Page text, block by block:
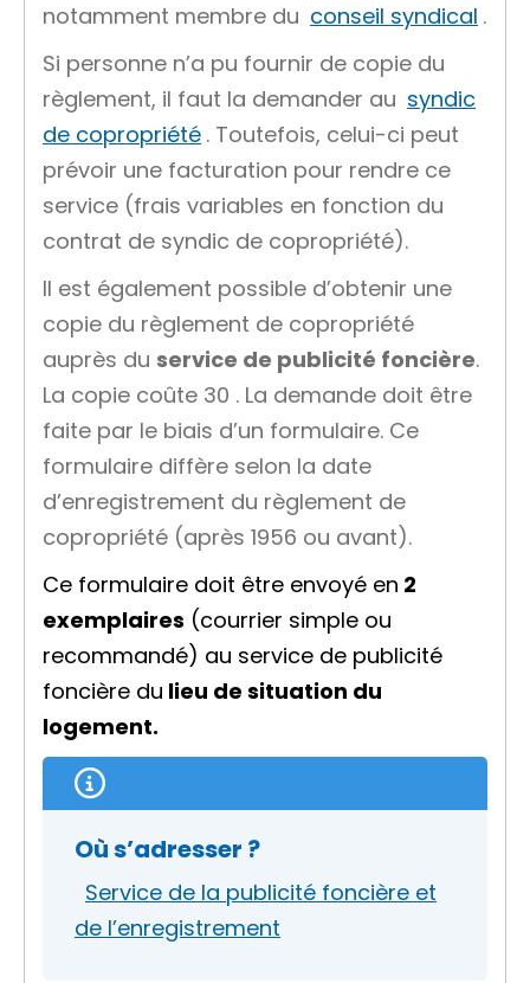
notamment membre du conseil syndical .
Si personne n’a pu fournir de copie du
règlement, il faut la demander au syndic
de copropriété . Toutefois, celui-ci peut
prévoir une facturation pour rendre ce
service (frais variables en fonction du
contrat de syndic de copropriété).
Il est également possible d’obtenir une
copie du règlement de copropriété
auprès du service de publicité foncière.
La copie coûte 30 . La demande doit être
faite par le biais d’un formulaire. Ce
formulaire diffère selon la date
d’enregistrement du règlement de
copropriété (après 1956 ou avant).
Ce formulaire doit être envoyé en 2
exemplaires (courrier simple ou
recommandé) au service de publicité
foncière du lieu de situation du
logement.
Où s’adresser ?
Service de la publicité foncière et
de l’enregistrement